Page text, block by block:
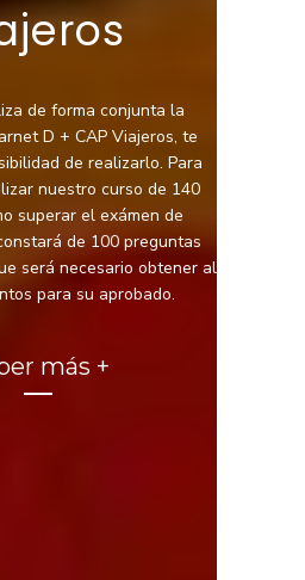
de forma conjunta la
D + CAP Viajeros, te
de realizarlo. Para
nuestro curso de 140
superar el exámen de
de 100 preguntas
será necesario obtener al
para su aprobado.
más +